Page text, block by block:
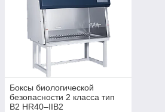
Боксы биологической
безопасности 2 класса тип
В2 HR40–IIB2